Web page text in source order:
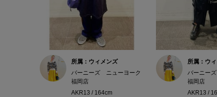
所属：ウィメンズ
バーニーズ ニューヨーク
福岡店
AKR13 / 164cm
所属：ウ
バーニー
福岡店
AKR13 /